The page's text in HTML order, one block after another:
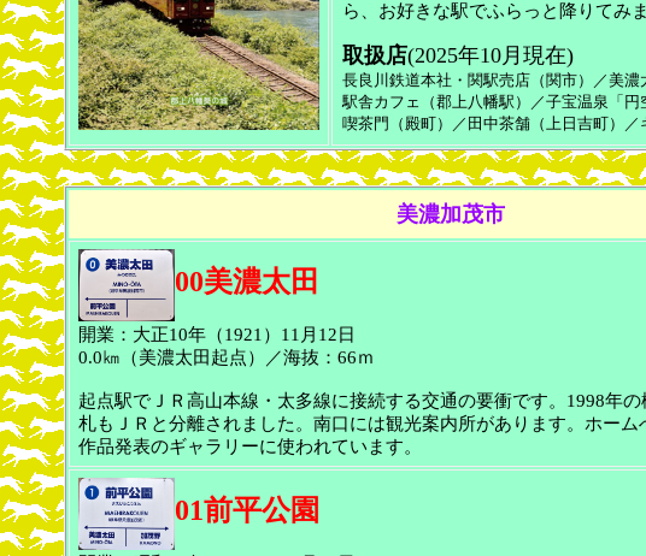
ら、お好きな駅でふらっと降りてみ
取扱店(2025年10月現在)
長良川鉄道本社・関駅売店（関市）／美
駅舎カフェ（郡上八幡駅）／子宝温泉「
喫茶門（殿町）／田中茶舗（上日吉町）／
美濃加茂市
00美濃太田
開業：大正10年（1921）11月12日
0.0㎞（美濃太田起点）／海抜：66ｍ
起点駅でＪＲ高山本線・太多線に接続する交通の要衝です。1998年
札もＪＲと分離されました。南口には観光案内所があります。ホーム
作品発表のギャラリーに使われています。
01前平公園